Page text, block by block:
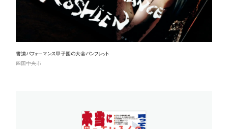
書道パフォーマンス甲子園の大会パンフレット
四国中央市